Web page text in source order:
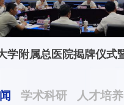
学术科研 人才培养